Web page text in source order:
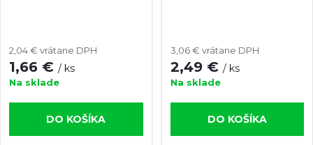
2,04 € vrátane DPH
1,66 € / ks
Na sklade
DO KOŠÍKA
3,06 € vrátane DPH
2,49 € / ks
Na sklade
DO KOŠÍKA